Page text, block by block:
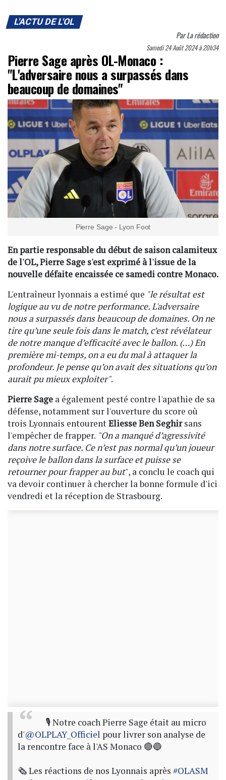
L'ACTU DE L'OL
ParLa rédaction
Samedi 24 Août 2024 à 20h34
Pierre Sage après OL-Monaco :
"L'adversaire nous a surpassés dans
beaucoup de domaines"
Pierre Sage - Lyon Foot
En partie responsable du début de saison calamiteux
de l'OL, Pierre Sage s'est exprimé à l'issue de la
nouvelle défaite encaissée ce samedi contre Monaco.
L'entraîneur lyonnais a estimé que "le résultat est
logique au vu de notre performance. L'adversaire
nous a surpassés dans beaucoup de domaines. On ne
tire qu’une seule fois dans le match, c’est révélateur
de notre manque d’efficacité avec le ballon. (…) En
première mi-temps, on a eu du mal à attaquer la
profondeur. Je pense qu’on avait des situations qu’on
aurait pu mieux exploiter".
Pierre Sage a également pesté contre l'apathie de sa
défense, notamment sur l'ouverture du score où
trois Lyonnais entourentEliesse Ben Seghirsans
l'empêcher de frapper. "On a manqué d’agressivité
dans notre surface. Ce n’est pas normal qu’un joueur
reçoive le ballon dans la surface et puisse se
retourner pour frapper au but", a conclu le coach qui
va devoir continuer à chercher la bonne formule d'ici
vendredi et la réception de Strasbourg.
🎙 Notre coach Pierre Sage était au micro
d'@OLPLAY_Officiel pour livrer son analyse de
la rencontre face à l'AS Monaco 🔴🔵
🗞 Les réactions de nos Lyonnais après #OLASM